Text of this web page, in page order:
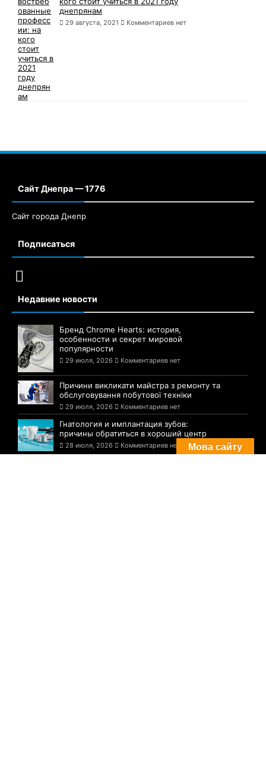
днепрянам
29 августа, 2021 Комментариев нет
Сайт Днепра — 1776
Сайт города Днепр
Подписаться
Недавние новости
Бренд Chrome Hearts: история,
особенности и секрет мировой
популярности
29 июля, 2026 Комментариев нет
Причини викликати майстра з ремонту та
обслуговування побутової техніки
29 июля, 2026 Комментариев нет
Гнатология и имплантация зубов:
причины обратиться в хороший центр
28 июля, 2026 Комментариев нет Мова сайту